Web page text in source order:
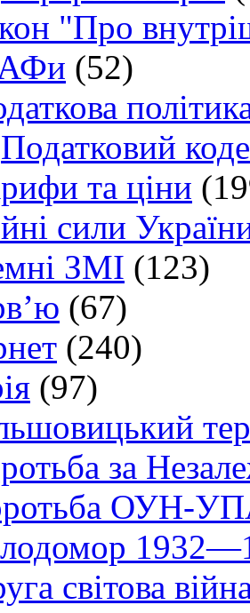
"Про
(52)
Податковий
та ціни
сили
ЗМІ (123)
(67)
(240)
(97)
за
ОУН-УПА
світова